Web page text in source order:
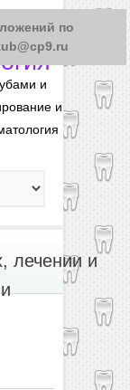
и
и
лечении и
по